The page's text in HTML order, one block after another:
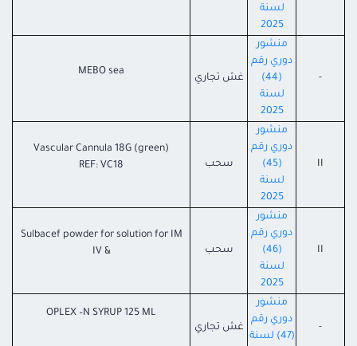
لسنة
2025
-
منشور
دوري رقم
(44)
لسنة
2025
غش تجاري
MEBO sea
II
منشور
دوري رقم
(45)
لسنة
2025
سحب
Vascular Cannula 18G (green)
REF: VC18
II
منشور
دوري رقم
(46)
لسنة
2025
سحب
Sulbacef powder for solution for IM
& IV
-
منشور
دوري رقم
(47) لسنة
غش تجاري
OPLEX –N SYRUP 125 ML